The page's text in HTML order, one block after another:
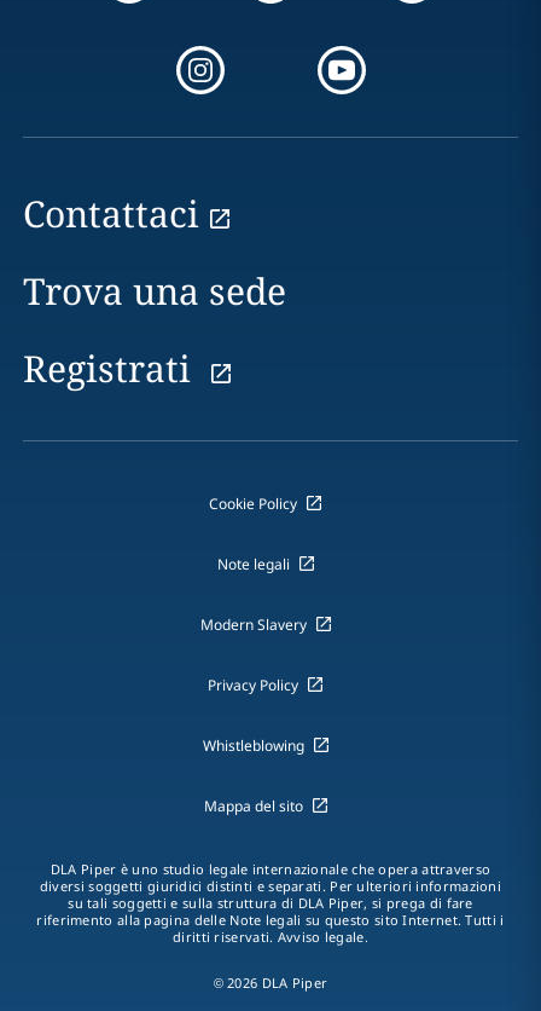
Contattaci
Trova una sede
Registrati
Cookie Policy
Note legali
Modern Slavery
Privacy Policy
Whistleblowing
Mappa del sito
DLA Piper è uno studio legale internazionale che opera attraverso
diversi soggetti giuridici distinti e separati. Per ulteriori informazioni
su tali soggetti e sulla struttura di DLA Piper, si prega di fare
riferimento alla pagina delle Note legali su questo sito Internet. Tutti i
diritti riservati. Avviso legale.
© 2026 DLA Piper